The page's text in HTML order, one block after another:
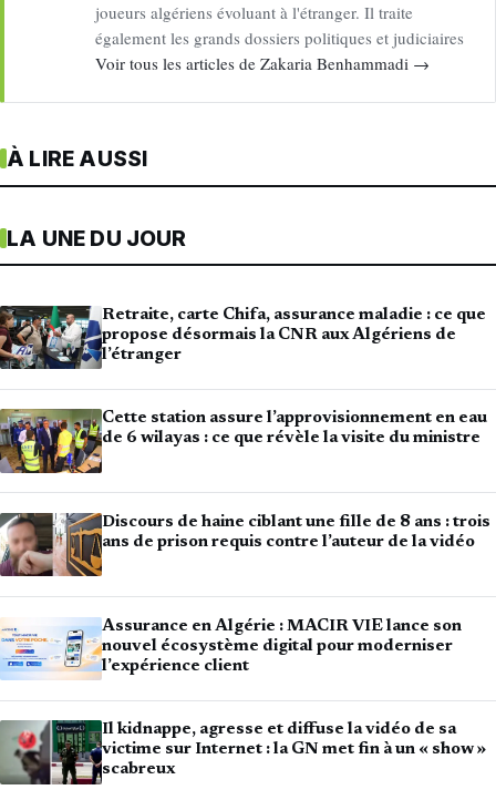
joueurs algériens évoluant à l'étranger. Il traite
également les grands dossiers politiques et judiciaires
Voir tous les articles de Zakaria Benhammadi →
À LIRE AUSSI
LA UNE DU JOUR
Retraite, carte Chifa, assurance maladie : ce que
propose désormais la CNR aux Algériens de
l’étranger
Cette station assure l’approvisionnement en eau
de 6 wilayas : ce que révèle la visite du ministre
Discours de haine ciblant une fille de 8 ans : trois
ans de prison requis contre l’auteur de la vidéo
Assurance en Algérie : MACIR VIE lance son
nouvel écosystème digital pour moderniser
l’expérience client
Il kidnappe, agresse et diffuse la vidéo de sa
victime sur Internet : la GN met fin à un « show »
scabreux